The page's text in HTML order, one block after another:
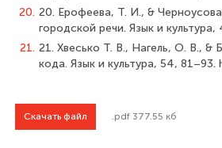
20. 20. Ерофеева, Т. И., &
городской речи. Язык и
21. 21. Хвесько Т. В., Нагель, О. В., &
кода. Язык и культура, 54,
Скачать файл .pdf 377.55 кб